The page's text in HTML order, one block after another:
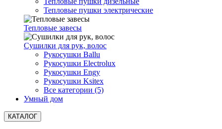
Тепловые пушки электрические
Тепловые завесы
Сушилки для рук, волоc
Рукосушки Ballu
Рукосушки Electrolux
Рукосушки Engy
Рукосушки Ksitex
Все категории (5)
Умный дом
КАТАЛОГ